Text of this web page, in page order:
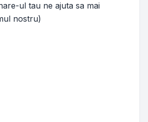
ul tau ne ajuta sa mai
nostru)